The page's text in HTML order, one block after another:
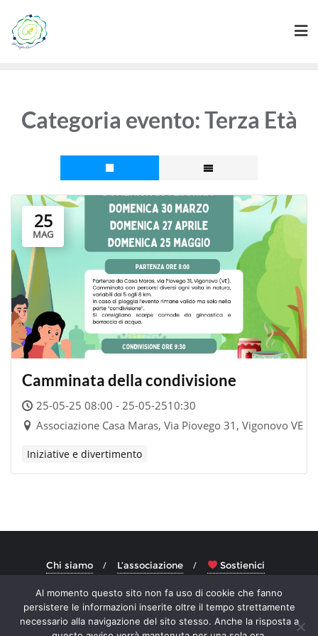
content
Categoria evento:Terza Età
25
MAG
Camminata della condivisione
25-05-25 08:00 - 25-05-2510:30
Associazione Casa Maras, Via Piovego 31, Vigonovo VE
Iniziative e divertimento
Chi siamo L’associazione
Sostienici
Radio, Tv e Media
Contatti Privacy Policy
Copyright ©2026 Germoglio Novo APS . All rights reserved.
Al momento questo sito non fa uso di cookie che fanno
persistere le informazioni inserite oltre il tempo strettamente
necessario alla navigazione del sito stesso. Anche la risposta a